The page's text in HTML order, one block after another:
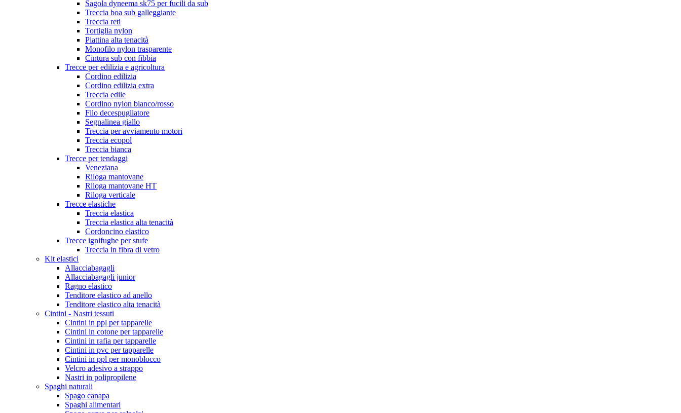
Sagola dyneema sk75 per fucili da sub
Treccia boa sub galleggiante
Treccia reti
Tortiglia nylon
Piattina alta tenacità
Monofilo nylon trasparente
Cintura sub con fibbia
Trecce per edilizia e agricoltura
Cordino edilizia
Cordino edilizia extra
Treccia edile
Cordino nylon bianco/rosso
Filo decespugliatore
Segnalinea giallo
Treccia per avviamento motori
Treccia ecopol
Treccia bianca
Trecce per tendaggi
Veneziana
Riloga mantovane
Riloga mantovane HT
Riloga verticale
Trecce elastiche
Treccia elastica
Treccia elastica alta tenacità
Cordoncino elastico
Trecce ignifughe per stufe
Treccia in fibra di vetro
Kit elastici
Allacciabagagli
Allacciabagagli junior
Ragno elastico
Tenditore elastico ad anello
Tenditore elastico alta tenacità
Cintini - Nastri tessuti
Cintini in ppl per tapparelle
Cintini in cotone per tapparelle
Cintini in rafia per tapparelle
Cintini in pvc per tapparelle
Cintini in ppl per monoblocco
Velcro adesivo a strappo
Nastri in polipropilene
Spaghi naturali
Spago canapa
Spaghi alimentari